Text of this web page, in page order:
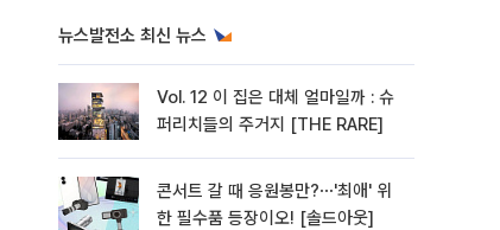
뉴스발전소 최신 뉴스
Vol. 12 이 집은 대체 얼마일까 : 슈
퍼리치들의 주거지 [THE RARE]
콘서트 갈 때 응원봉만?⋯'최애' 위
한 필수품 등장이오! [솔드아웃]